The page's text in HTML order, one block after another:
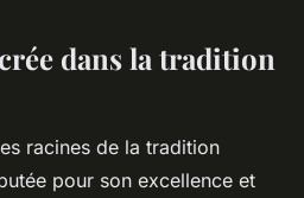
dans la tradition
racines de la tradition
pour son excellence et